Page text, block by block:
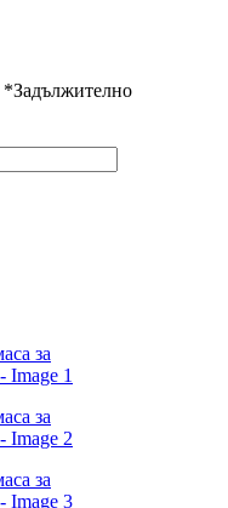
*Задължително